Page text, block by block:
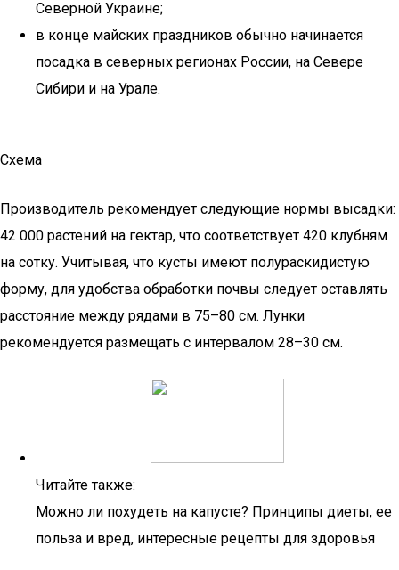
Северной Украине;
в конце майских праздников обычно начинается
посадка в северных регионах России, на Севере
Сибири и на Урале.
Схема
Производитель рекомендует следующие нормы высадки:
42 000 растений на гектар, что соответствует 420 клубням
на сотку. Учитывая, что кусты имеют полураскидистую
форму, для удобства обработки почвы следует оставлять
расстояние между рядами в 75–80 см. Лунки
рекомендуется размещать с интервалом 28–30 см.
Читайте также:
Можно ли похудеть на капусте? Принципы диеты, ее
польза и вред, интересные рецепты для здоровья